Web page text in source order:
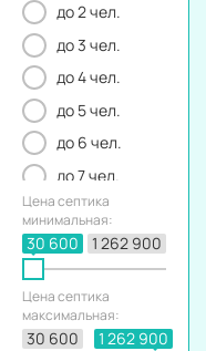
до 2 чел.
до 3 чел.
до 4 чел.
до 5 чел.
до 6 чел.
до 7 чел.
до 8 чел.
до 9 чел.
до 10 чел.
до 11 чел.
до 12 чел.
Цена септика
минимальная:
1 262 900
30 600
Цена септика
максимальная:
30 600 1 262 900